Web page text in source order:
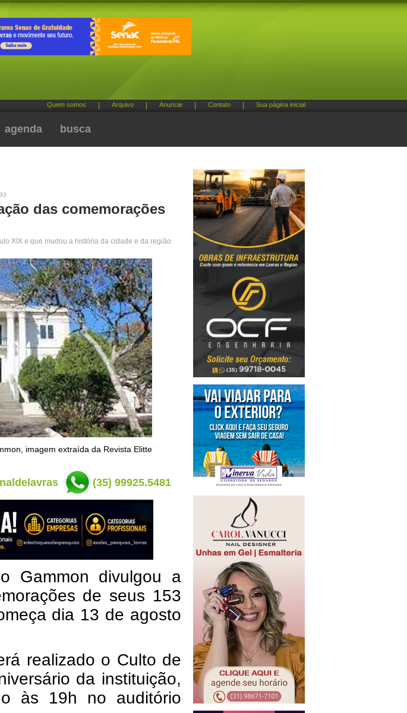
Quem somos Arquivo Anuncie Contato Sua página inicial
agenda busca
das comemorações
XIX e que mudou a história da cidade e da região
imagem extraída da Revista Elitte
(35) 99925.5481
Gammon divulgou a
de seus 153
dia 13 de agosto
realizado o Culto de
da instituição,
às 19h no auditório